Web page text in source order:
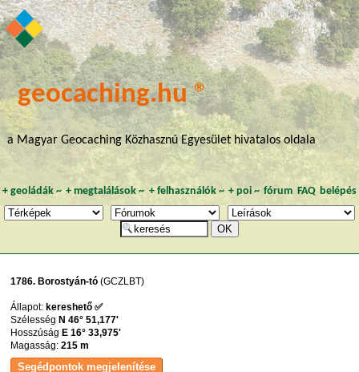
geocaching.hu ®
a Magyar Geocaching Közhasznú Egyesület hivatalos oldala
+ geoládák~ +megtalálások ~ +felhasználók~ + poi~ fórum FAQ belépés
1786. Borostyán-tó (GCZLBT)
Állapot: kereshető ✅
Szélesség N 46° 51,177'
Hosszúság E 16° 33,975'
Magasság:215 m